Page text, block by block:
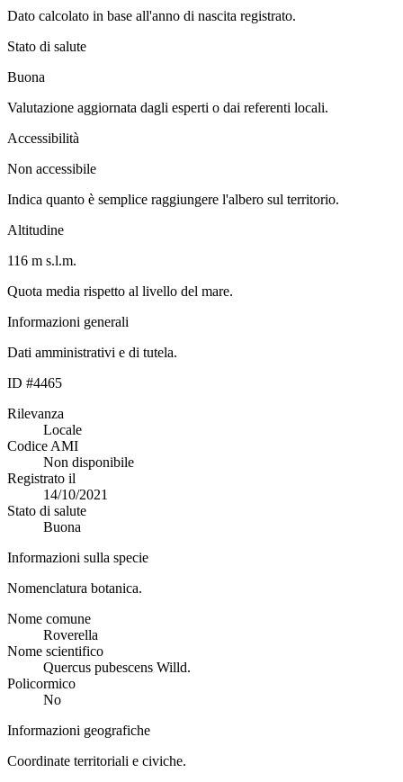
Dato calcolato in base all'anno di nascita registrato.
Stato di salute
Buona
Valutazione aggiornata dagli esperti o dai referenti locali.
Accessibilità
Non accessibile
Indica quanto è semplice raggiungere l'albero sul territorio.
Altitudine
116 m s.l.m.
Quota media rispetto al livello del mare.
Informazioni generali
Dati amministrativi e di tutela.
ID #4465
Rilevanza
Locale
Codice AMI
Non disponibile
Registrato il
14/10/2021
Stato di salute
Buona
Informazioni sulla specie
Nomenclatura botanica.
Nome comune
Roverella
Nome scientifico
Quercus pubescens Willd.
Policormico
No
Informazioni geografiche
Coordinate territoriali e civiche.